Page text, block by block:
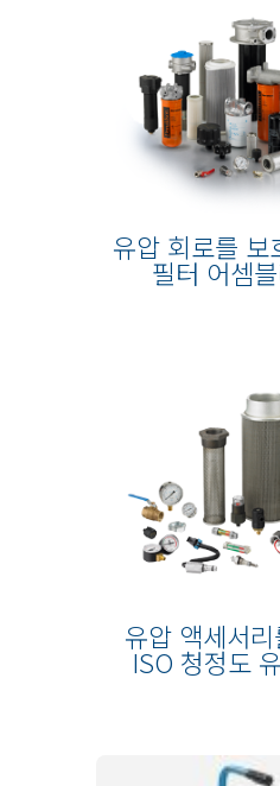
유압 회로를 보
필터 어셈
유압 액세서
ISO 청정도